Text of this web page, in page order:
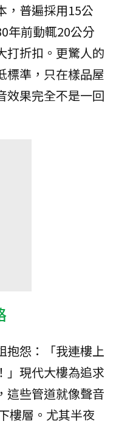
，普遍採用15公
年前動輒20公分
打折扣。更驚人的
標準，只在樣品屋
效果完全不是一回
抱怨：「我連樓上
」現代大樓為追求
這些管道就像聲音
樓層。尤其半夜